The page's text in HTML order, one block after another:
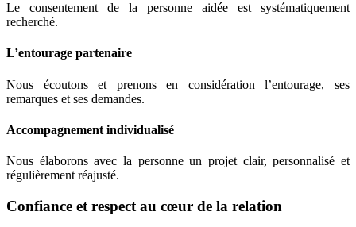
Le consentement de la personne aidée est systématiquement
recherché.
L’entourage partenaire
Nous écoutons et prenons en considération l’entourage, ses
remarques et ses demandes.
Accompagnement individualisé
Nous élaborons avec la personne un projet clair, personnalisé et
régulièrement réajusté.
Confiance et respect au cœur de la relation